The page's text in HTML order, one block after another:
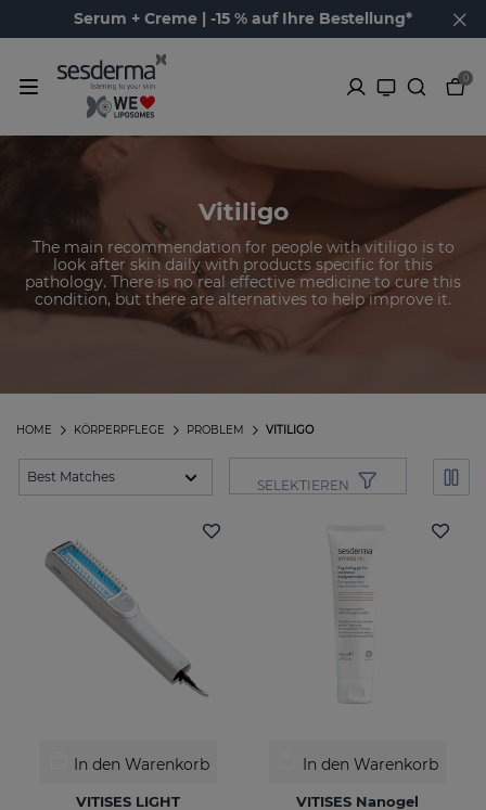
Serum + Creme | -15 % auf Ihre Bestellung*
0
Vitiligo
The main recommendation for people with vitiligo is to
look after skin daily with products specific for this
pathology. There is no real effective medicine to cure this
condition, but there are alternatives to help improve it.
VITILIGO
PROBLEM
KÖRPERPFLEGE
HOME
SELEKTIEREN
In den Warenkorb
VITISES LIGHT
In den Warenkorb
VITISES Nanogel